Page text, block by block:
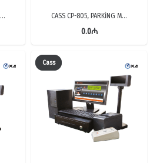
CASS CP-805, PARKİNG M…
0.0₼
Cass